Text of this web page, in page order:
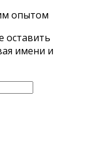
опытом
оставить
имени и